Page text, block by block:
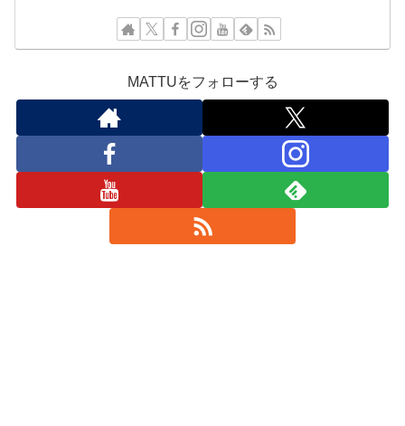
MATTUをフォローする